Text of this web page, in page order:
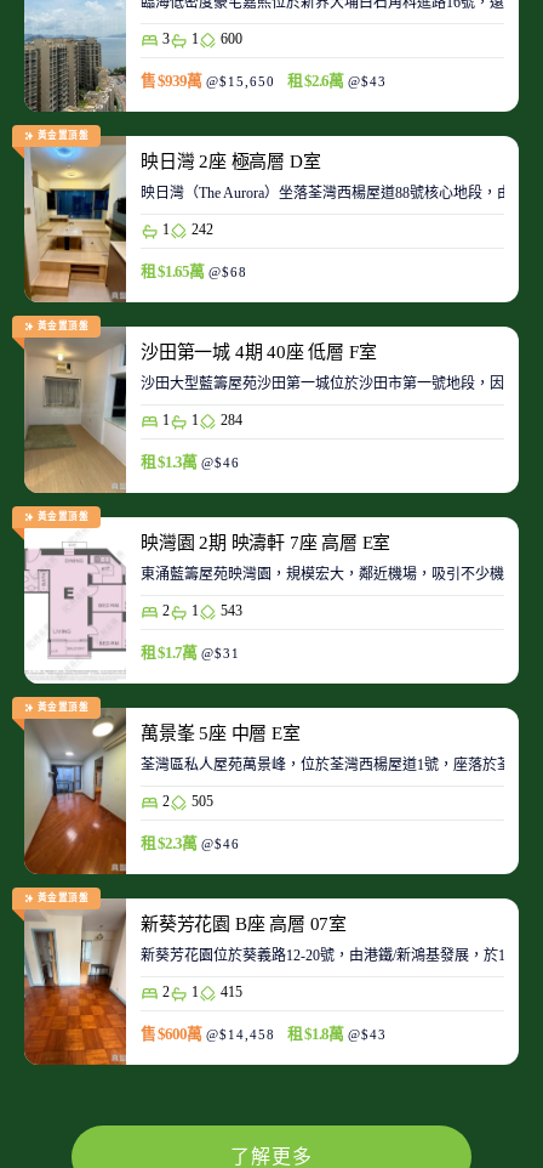
3 1 600
售 $939萬 @$15,650 租 $2.6萬 @$43
黃金置頂盤
映日灣 2座 極高層 D室
映日灣（The Aurora）坐落荃灣西楊屋道88號核心地段，由
1 242
租 $1.65萬 @$68
黃金置頂盤
沙田第一城 4期 40座 低層 F室
沙田大型藍籌屋苑沙田第一城位於沙田市第一號地段，因此
1 1 284
租 $1.3萬 @$46
黃金置頂盤
映灣園 2期 映濤軒 7座 高層 E室
東涌藍籌屋苑映灣園，規模宏大，鄰近機場，吸引不少機師
2 1 543
租 $1.7萬 @$31
黃金置頂盤
萬景峯 5座 中層 E室
荃灣區私人屋苑萬景峰，位於荃灣西楊屋道1號，座落於荃灣
2 505
租 $2.3萬 @$46
黃金置頂盤
新葵芳花園 B座 高層 07室
新葵芳花園位於葵義路12-20號，由港鐵/新鴻基發展，於
2 1 415
售 $600萬 @$14,458 租 $1.8萬 @$43
了解更多